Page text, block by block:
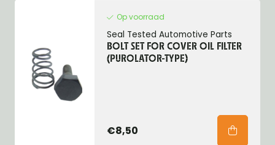
Op voorraad
Seal Tested Automotive Parts
BOLT SET FOR COVER OIL FILTER
(PUROLATOR-TYPE)
€8,50